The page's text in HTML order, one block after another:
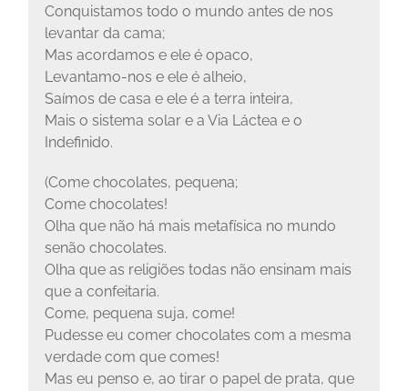
Conquistamos todo o mundo antes de nos
levantar da cama;
Mas acordamos e ele é opaco,
Levantamo-nos e ele é alheio,
Saímos de casa e ele é a terra inteira,
Mais o sistema solar e a Via Láctea e o
Indefinido.
(Come chocolates, pequena;
Come chocolates!
Olha que não há mais metafísica no mundo
senão chocolates.
Olha que as religiões todas não ensinam mais
que a confeitaria.
Come, pequena suja, come!
Pudesse eu comer chocolates com a mesma
verdade com que comes!
Mas eu penso e, ao tirar o papel de prata, que